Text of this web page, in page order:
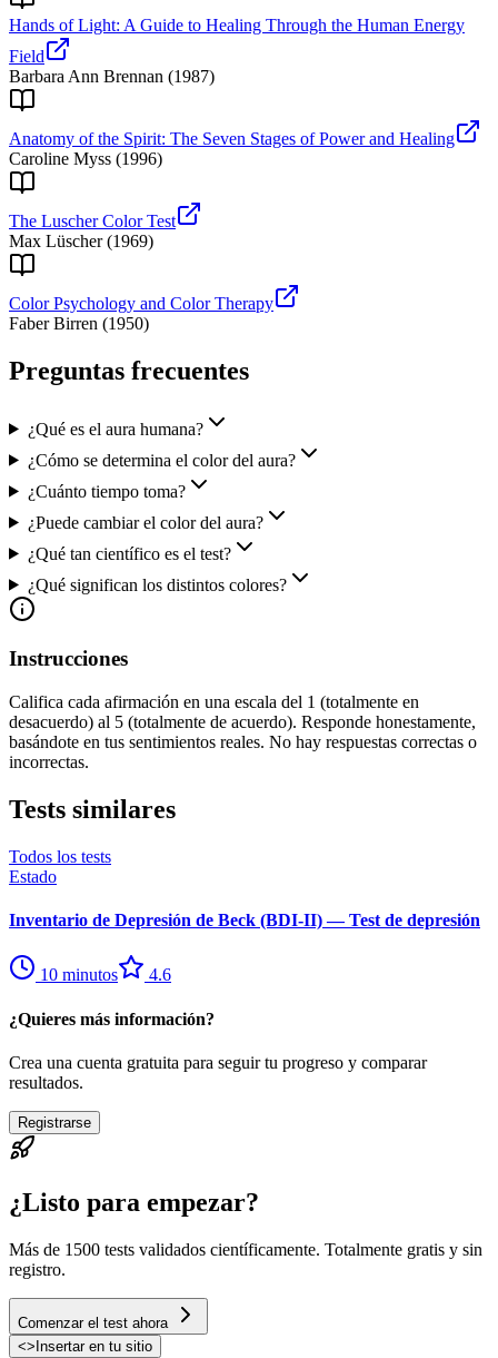
Hands of Light: A Guide to Healing Through the Human Energy
Field
Barbara Ann Brennan (1987)
Anatomy of the Spirit: The Seven Stages of Power and Healing
Caroline Myss (1996)
The Luscher Color Test
Max Lüscher(1969)
Color Psychology and Color Therapy
Faber Birren (1950)
Preguntas frecuentes
¿Qué es el aura humana?
¿Cómo se determina el color del aura?
¿Cuánto tiempo toma?
¿Puede cambiar el color del aura?
¿Qué tan científico es el test?
¿Qué significan los distintos colores?
Instrucciones
Califica cada afirmación en una escala del 1 (totalmente en
desacuerdo) al 5 (totalmente de acuerdo). Responde honestamente,
basándote en tus sentimientos reales. No hay respuestas correctas o
incorrectas.
Tests similares
Todos los tests
Estado
Inventario de Depresión de Beck (BDI-II) — Test de depresión
10 minutos 4.6
¿Quieres más información?
Crea una cuenta gratuita para seguir tu progreso y comparar
resultados.
Registrarse
¿Listo para empezar?
Más de 1500 tests validados científicamente. Totalmente gratis y sin
registro.
Comenzar el test ahora
<> Insertar en tu sitio